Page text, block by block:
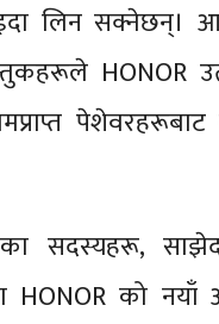
लिन सक्नेछन्।
HONOR
पेशेवरहरूबाट
सदस्यहरू,
को नयाँ